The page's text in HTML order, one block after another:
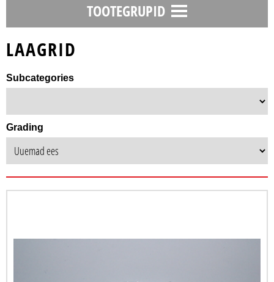
TOOTEGRUPID
LAAGRID
Subcategories
Grading